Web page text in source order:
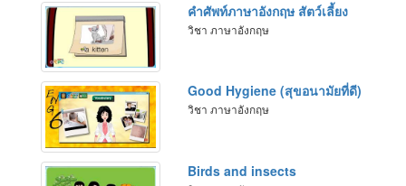
คำศัพท์ภาษาอังกฤษ สัตว์เลี้ยง
วิชา ภาษาอังกฤษ
Good Hygiene (สุขอนามัยที่ดี)
วิชา ภาษาอังกฤษ
Birds and insects